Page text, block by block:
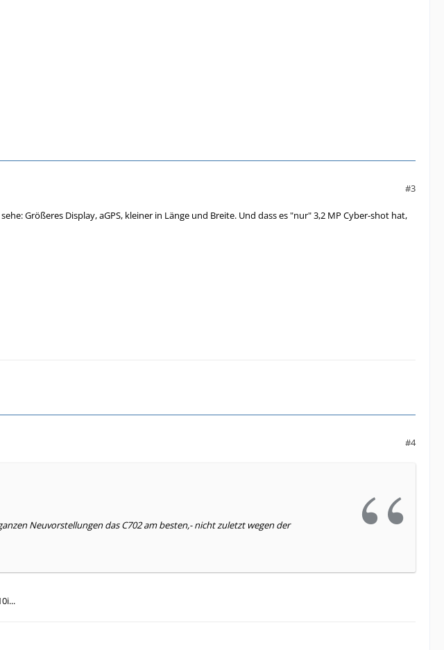
#3
Größeres Display, aGPS, kleiner in Länge und Breite. Und dass es "nur" 3,2 MP Cyber-shot hat,
#4
Neuvorstellungen das C702 am besten,- nicht zuletzt wegen der